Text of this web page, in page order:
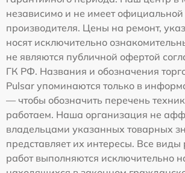
независимо и не имеет официальной
производителя. Цены на ремонт,
носят исключительно
не являются публичной офертой
ГК РФ. Названия и обозначения
Pulsar упоминаются только в
— чтобы обозначить перечень
работаем. Наша организация не
владельцами указанных товарных
представляет их интересы. Все
работ выполняются исключительно